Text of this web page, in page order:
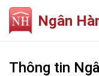
Ngân
Thông tin